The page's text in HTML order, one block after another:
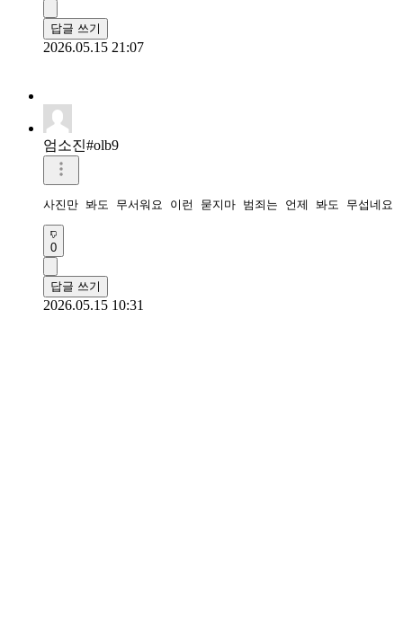
답글 쓰기
2026.05.15 21:07
엄소진#olb9
사진만 봐도 무서워요 이런 묻지마 범죄는 언제 봐도 무섭네요
0
답글 쓰기
2026.05.15 10:31